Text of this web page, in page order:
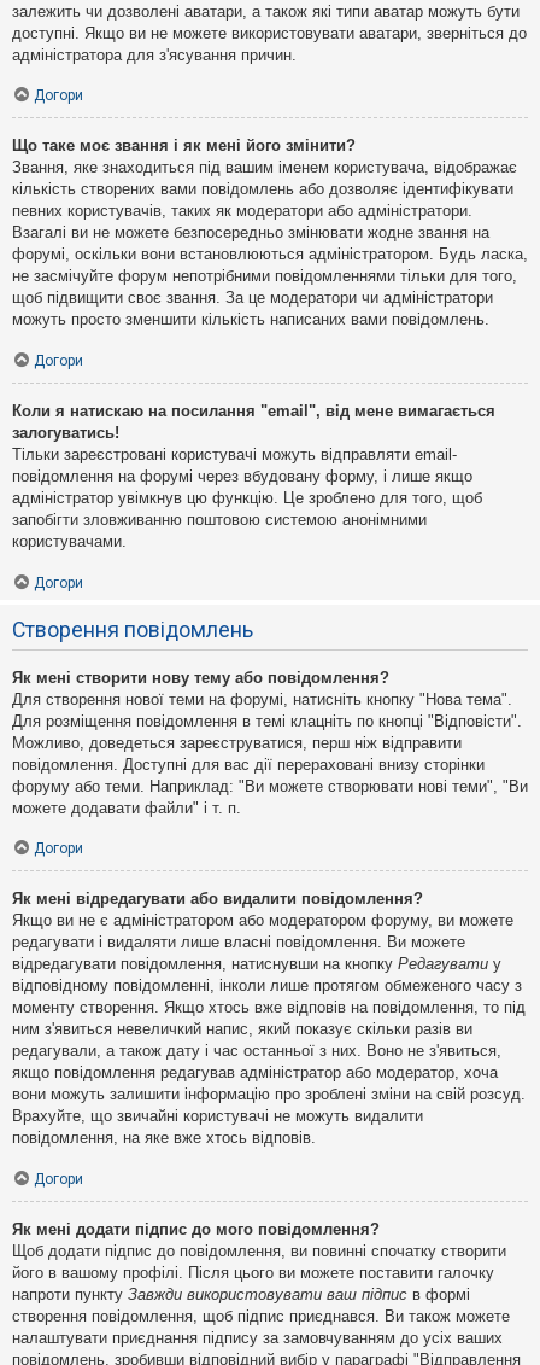
залежить чи дозволені аватари, а також які типи аватар можуть бути
доступні. Якщо ви не можете використовувати аватари, зверніться до
адміністратора для з'ясування причин.
Догори
Що таке моє звання і як мені його змінити?
Звання, яке знаходиться під вашим іменем користувача, відображає
кількість створених вами повідомлень або дозволяє ідентифікувати
певних користувачів, таких як модератори або адміністратори.
Взагалі ви не можете безпосередньо змінювати жодне звання на
форумі, оскільки вони встановлюються адміністратором. Будь ласка,
не засмічуйте форум непотрібними повідомленнями тільки для того,
щоб підвищити своє звання. За це модератори чи адміністратори
можуть просто зменшити кількість написаних вами повідомлень.
Догори
Коли я натискаю на посилання "email", від мене вимагається
залогуватись!
Тільки зареєстровані користувачі можуть відправляти email-
повідомлення на форумі через вбудовану форму, і лише якщо
адміністратор увімкнув цю функцію. Це зроблено для того, щоб
запобігти зловживанню поштовою системою анонімними
користувачами.
Догори
Створення повідомлень
Як мені створити нову тему або повідомлення?
Для створення нової теми на форумі, натисніть кнопку "Нова тема".
Для розміщення повідомлення в темі клацніть по кнопці "Відповісти".
Можливо, доведеться зареєструватися, перш ніж відправити
повідомлення. Доступні для вас дії перераховані внизу сторінки
форуму або теми. Наприклад: "Ви можете створювати нові теми", "Ви
можете додавати файли" і т. п.
Догори
Як мені відредагувати або видалити повідомлення?
Якщо ви не є адміністратором або модератором форуму, ви можете
редагувати і видаляти лише власні повідомлення. Ви можете
відредагувати повідомлення, натиснувши на кнопку Редагувати у
відповідному повідомленні, інколи лише протягом обмеженого часу з
моменту створення. Якщо хтось вже відповів на повідомлення, то під
ним з'явиться невеличкий напис, який показує скільки разів ви
редагували, а також дату і час останньої з них. Воно не з'явиться,
якщо повідомлення редагував адміністратор або модератор, хоча
вони можуть залишити інформацію про зроблені зміни на свій розсуд.
Врахуйте, що звичайні користувачі не можуть видалити
повідомлення, на яке вже хтось відповів.
Догори
Як мені додати підпис до мого повідомлення?
Щоб додати підпис до повідомлення, ви повинні спочатку створити
його в вашому профілі. Після цього ви можете поставити галочку
напроти пункту Завжди використовувати ваш підпис в формі
створення повідомлення, щоб підпис приєднався. Ви також можете
налаштувати приєднання підпису за замовчуванням до усіх ваших
повідомлень, зробивши відповідний вибір у параграфі "Відправлення